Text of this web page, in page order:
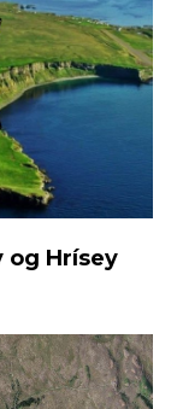
og Hrísey